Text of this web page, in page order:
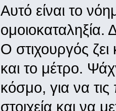
Αυτό είναι το
ομοιοκαταληξία.
Ο στιχουργός ζει
και το μέτρο.
κόσμο, για να
στοιχεία και να